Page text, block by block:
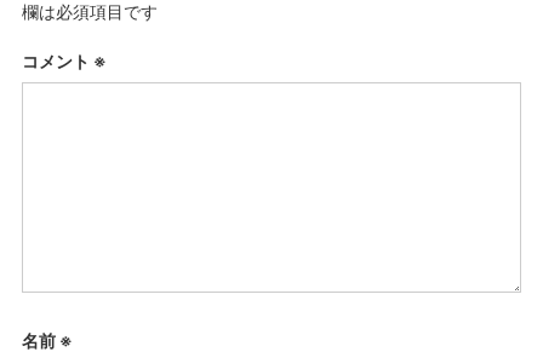
欄は必須項目です
コメント ※
名前 ※